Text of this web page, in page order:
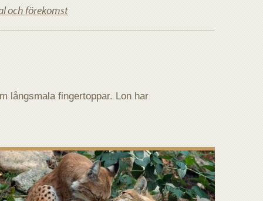
och förekomst
långsmala fingertoppar. Lon har